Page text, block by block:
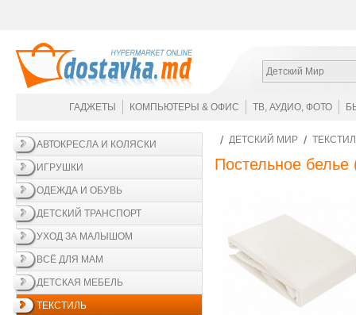
Детский Мир
ГАДЖЕТЫ КОМПЬЮТЕРЫ & ОФИС ТВ, АУДИО, ФОТО
АВТОКРЕСЛА И КОЛЯСКИ
ИГРУШКИ
ОДЕЖДА И ОБУВЬ
ДЕТСКИЙ ТРАНСПОРТ
УХОД ЗА МАЛЫШОМ
ВСЁ ДЛЯ МАМ
ДЕТСКАЯ МЕБЕЛЬ
ТЕКСТИЛЬ
ДЕТСКИЙ МИР
Постельное белье